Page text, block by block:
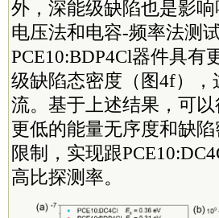
外，深能级缺陷也是影
电压法和电容-频率法测
PCE10:BDP4Cl器件具有
级缺陷态密度（图4f）
流。基于上述结果，可
更低的能量无序度和缺
限制，实现跟
高比探测率。